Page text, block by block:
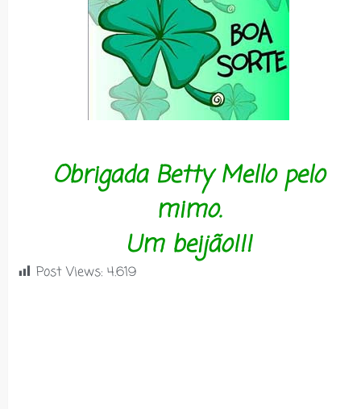
Obrigada Betty Mello pelo
mimo.
Um beijão!!!
Post Views: 4.619